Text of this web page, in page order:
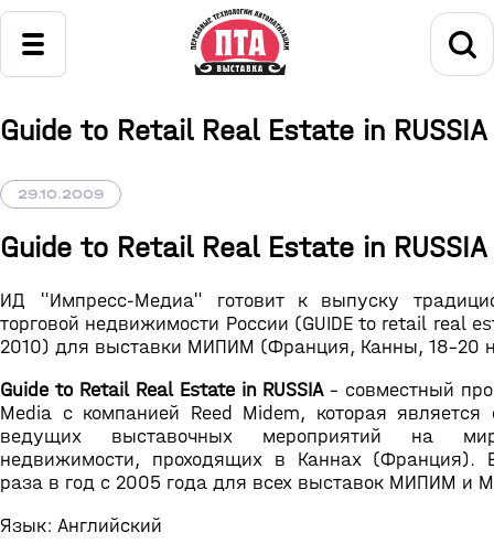
Guide to Retail Real Estate in RUSSIA
29.10.2009
Guide to Retail Real Estate in RUSSIA
ИД "Импресс-Медиа" готовит к выпуску
торговой недвижимости России (GUIDE to retail real
2010) для выставки МИПИМ (Франция, Канны, 18-20
Guide to Retail Real Estate in RUSSIA- совместный
Media с компанией Reed Midem, которая является
ведущих выставочных мероприятий на
недвижимости, проходящих в Каннах (Франция).
раза в год с 2005 года для всех выставок МИПИМ и
Язык: Английский